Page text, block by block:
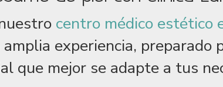
centro médico estético
amplia experiencia,
que mejor se adapte a tus